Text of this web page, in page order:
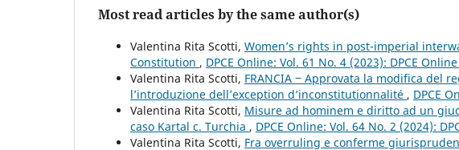
Most read articles by the same author(s)
Valentina Rita Scotti, Women’s rights in post-imperial
Constitution , DPCE Online: Vol. 61 No. 4 (2023): DPCE
Valentina Rita Scotti, FRANCIA ‒ Approvata la modifica del
l’introduzione dell’exception d’inconstitutionnalité , DPCE
Valentina Rita Scotti, Misure ad hominem e diritto ad un
caso Kartal c. Turchia , DPCE Online: Vol. 64 No. 2 (2024):
Valentina Rita Scotti, Fra overruling e conferme